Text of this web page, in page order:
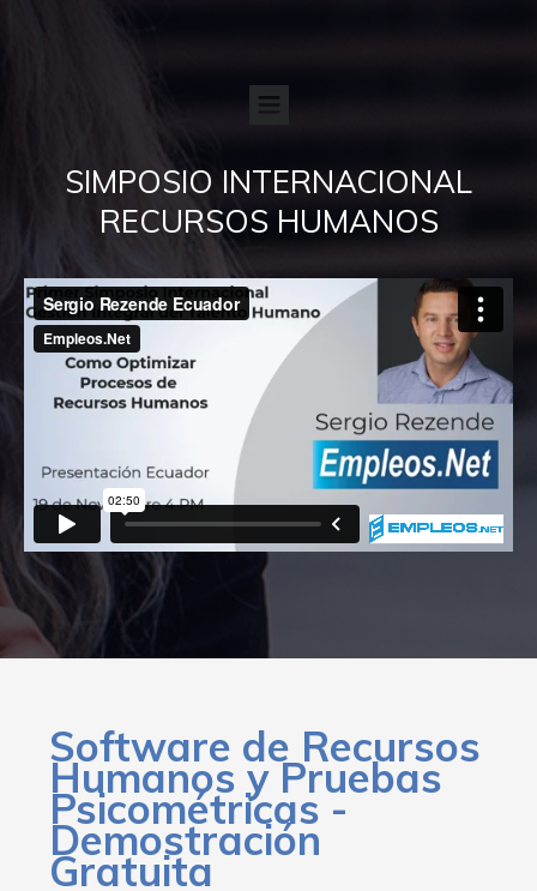
SIMPOSIO INTERNACIONAL
RECURSOS HUMANOS
Software de Recursos
Humanos y Pruebas
Psicométricas -
Demostración
Gratuita